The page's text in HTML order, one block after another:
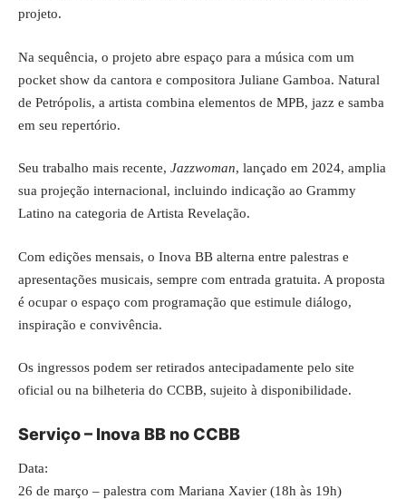
projeto.
Na sequência, o projeto abre espaço para a música com um
pocket show da cantora e compositora Juliane Gamboa. Natural
de Petrópolis, a artista combina elementos de MPB, jazz e samba
em seu repertório.
Seu trabalho mais recente, Jazzwoman, lançado em 2024, amplia
sua projeção internacional, incluindo indicação ao Grammy
Latino na categoria de Artista Revelação.
Com edições mensais, o Inova BB alterna entre palestras e
apresentações musicais, sempre com entrada gratuita. A proposta
é ocupar o espaço com programação que estimule diálogo,
inspiração e convivência.
Os ingressos podem ser retirados antecipadamente pelo site
oficial ou na bilheteria do CCBB, sujeito à disponibilidade.
Serviço – Inova BB no CCBB
Data:
26 de março – palestra com Mariana Xavier (18h às 19h)